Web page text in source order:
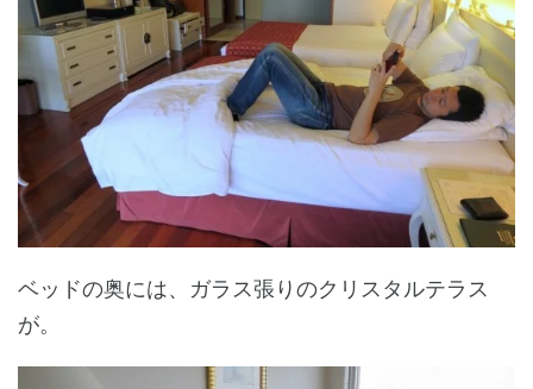
ベッドの奥には、ガラス張りのクリスタルテラス
が。